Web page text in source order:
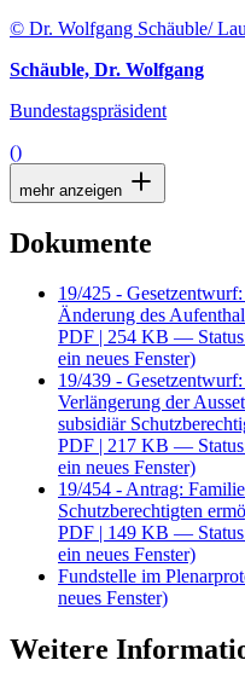
© Dr. Wolfgang Schäuble/
Schäuble, Dr. Wolfgang
Bundestagspräsident
()
mehr anzeigen
Dokumente
19/425 -
Änderung des
PDF | 254 KB —
ein neues Fenster)
19/439 -
Verlängerung der
subsidiär
PDF | 217 KB —
ein neues Fenster)
19/454 - Antrag:
Schutzberechtigten
PDF | 149 KB —
ein neues Fenster)
Fundstelle im
neues Fenster)
Weitere